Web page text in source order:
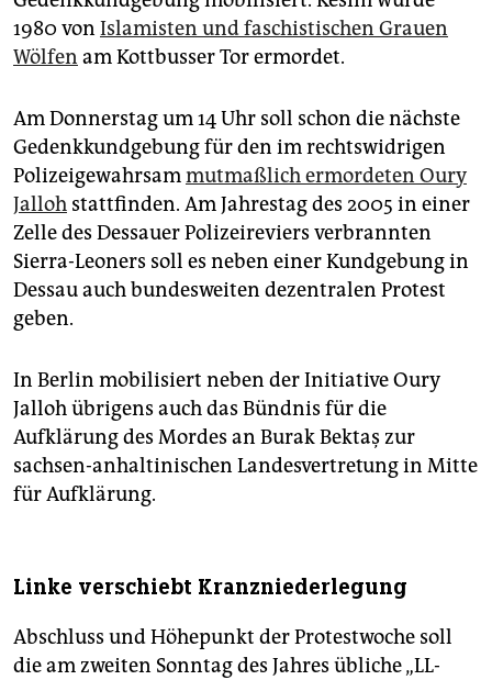
1980 von Islamisten und faschistischen Grauen
Wölfen am Kottbusser Tor ermordet.
Am Donnerstag um 14 Uhr soll schon die nächste
Gedenkkundgebung für den im rechtswidrigen
Polizeigewahrsammutmaßlich ermordeten Oury
Jalloh stattfinden. Am Jahrestag des 2005 in einer
Zelle des Dessauer Polizeireviers verbrannten
Sierra-Leoners soll es neben einer Kundgebung in
Dessau auch bundesweiten dezentralen Protest
geben.
In Berlin mobilisiert neben der Initiative Oury
Jalloh übrigens auch das Bündnis für die
Aufklärung des Mordes an Burak Bektaş zur
sachsen-anhaltinischen Landesvertretung in Mitte
für Aufklärung.
Linke verschiebt Kranzniederlegung
Abschluss und Höhepunkt der Protestwoche soll
die am zweiten Sonntag des Jahres übliche „LL-